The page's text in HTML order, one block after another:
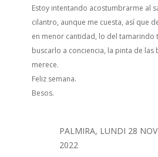
Estoy intentando acostumbrarme al
cilantro, aunque me cuesta, así que
en menor cantidad, lo del tamarindo
buscarlo a conciencia, la pinta de las
merece.
Feliz semana.
Besos.
PALMIRA, LUNDI 28
2022